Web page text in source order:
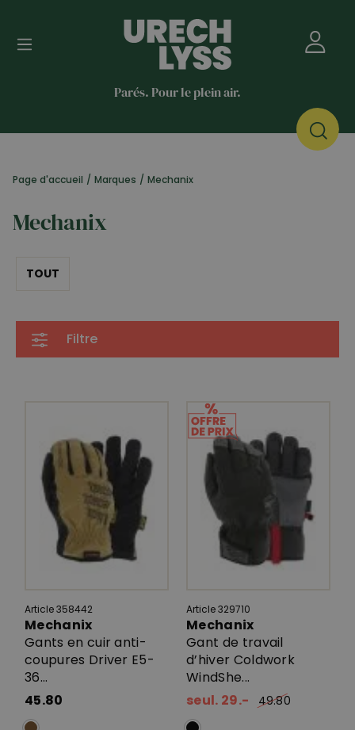
Parés. Pour le plein air.
Page d'accueil / Marques / Mechanix
Mechanix
TOUT
Filtre
Article 358442
Mechanix
Gants en cuir anti-
coupures Driver E5-
36...
45.80
Article 329710
Mechanix
Gant de travail
d’hiver Coldwork
WindShe...
seul. 29.-
49.80